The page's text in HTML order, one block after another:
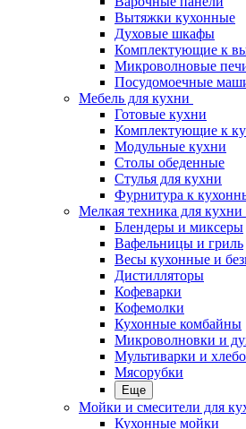
Вытяжки кухонные
Духовые шкафы
Комплектующие к
Микроволновые
Посудомоечные
Мебель для кухни
Готовые кухни
Комплектующие к
Модульные кухни
Столы обеденные
Стулья для кухни
Фурнитура к
Мелкая техника для кухни
Блендеры и миксеры
Вафельницы и гриль
Весы кухонные и
Дистилляторы
Кофеварки
Кофемолки
Кухонные комбайны
Микроволновки и
Мультиварки и
Мясорубки
Еще
Мойки и смесители для
Кухонные мойки